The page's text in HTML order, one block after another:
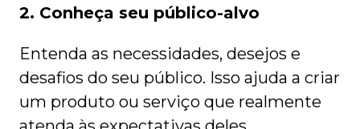
2. Conheça seu público-alvo
Entenda as necessidades, desejos e
desafios do seu público. Isso ajuda a criar
um produto ou serviço que realmente